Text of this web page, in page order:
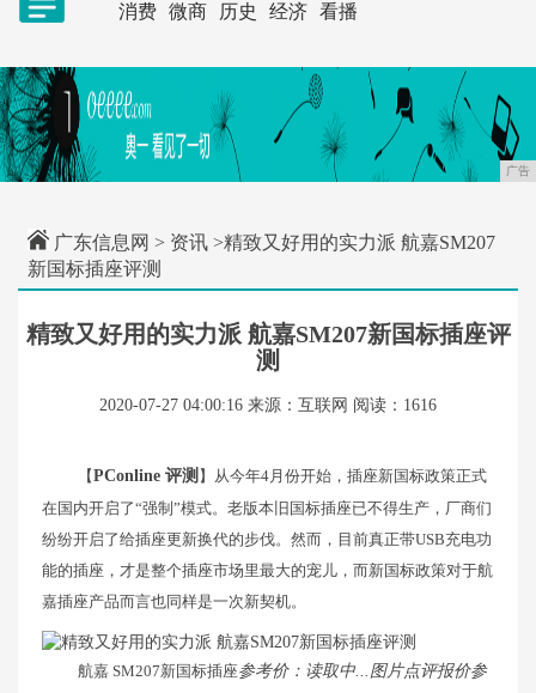
消费
微商 历史 经济 看播
广告
广东信息网 > 资讯 >精致又好用的实力派 航嘉SM207
新国标插座评测
精致又好用的实力派 航嘉SM207新国标插座评
测
2020-07-27 04:00:16 来源：互联网 阅读：1616
【PConline 评测 】从今年4月份开始，插座新国标政策正式
在国内开启了“强制”模式。老版本旧国标插座已不得生产，厂商们
纷纷开启了给插座更新换代的步伐。然而，目前真正带USB充电功
能的插座，才是整个插座市场里最大的宠儿，而新国标政策对于航
嘉插座产品而言也同样是一次新契机。
航嘉 SM207新国标插座参考价：读取中...图片点评报价参